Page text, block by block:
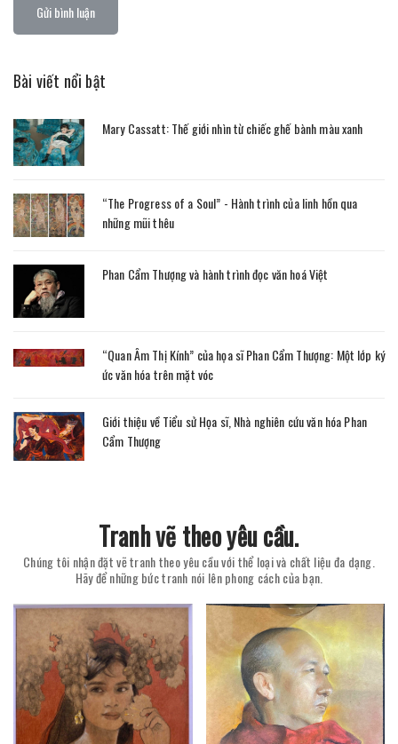
Gửi bình luận
Bài viết nổi bật
Mary Cassatt: Thế giới nhìn từ chiếc ghế bành màu xanh
“The Progress of a Soul” - Hành trình của linh hồn qua
những mũi thêu
Phan Cẩm Thượng và hành trình đọc văn hoá Việt
“Quan Âm Thị Kính” của họa sĩ Phan Cẩm Thượng: Một lớp ký
ức văn hóa trên mặt vóc
Giới thiệu về Tiểu sử Họa sĩ, Nhà nghiên cứu văn hóa Phan
Cẩm Thượng
Tranh vẽ theo yêu cầu.
Chúng tôi nhận đặt vẽ tranh theo yêu cầu với thể loại và chất liệu đa dạng.
Hãy để những bức tranh nói lên phong cách của bạn.